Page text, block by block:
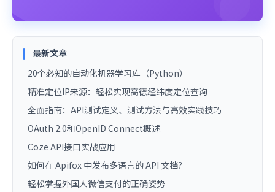
最新文章
20个必知的自动化机器学习库（Python）
精准定位IP来源：轻松实现高德经纬度定位查询
全面指南：API测试定义、测试方法与高效实践技巧
OAuth 2.0和OpenID Connect概述
Coze API接口实战应用
如何在 Apifox 中发布多语言的 API 文档？
轻松掌握外国人微信支付的正确姿势